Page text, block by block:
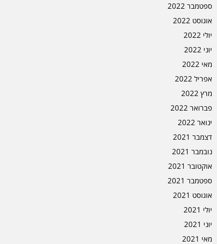
ספטמבר 2022
אוגוסט 2022
יולי 2022
יוני 2022
מאי 2022
אפריל 2022
מרץ 2022
פברואר 2022
ינואר 2022
דצמבר 2021
נובמבר 2021
אוקטובר 2021
ספטמבר 2021
אוגוסט 2021
יולי 2021
יוני 2021
מאי 2021